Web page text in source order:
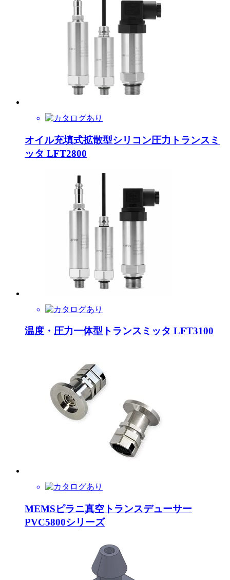
オイル充填式拡散型シリコン圧力トランスミ
ッタ LFT2800
温度・圧力一体型トランスミッタ LFT3100
MEMSピラニ真空トランスデューサー
PVC5800シリーズ